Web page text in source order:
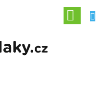
NÁKUPNÍ
KOŠÍK